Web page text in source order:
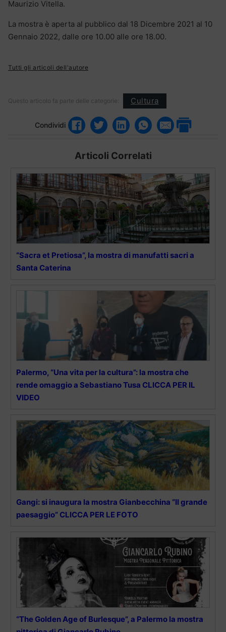
Maurizio Vitella.
La mostra è aperta al pubblico dal 18 Dicembre 2021 al 10
Gennaio 2022, dalle ore 10.00 alle ore 18.00.
Tutti gli articoli dell'autore
Questo articolo fa parte delle categorie: Cultura
Condividi
Articoli Correlati
“Sacra et Pretiosa”, la mostra di manufatti sacri a
Santa Caterina
Palermo, “Una vita per la cultura”: la mostra che
rende omaggio a Sebastiano Tusa CLICCA PER IL
VIDEO
Gangi: si inaugura la mostra Gianbecchina “Il grande
paesaggio” CLICCA PER LE FOTO
“The Golden Age of Burlesque”, a Palermo la mostra